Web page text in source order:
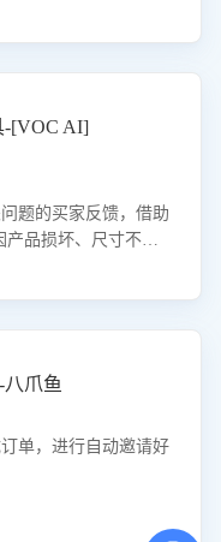
-[VOC AI]
题的买家反馈，借助
品损坏、尺寸不符
显著提升。
爪鱼
单，进行自动邀请好